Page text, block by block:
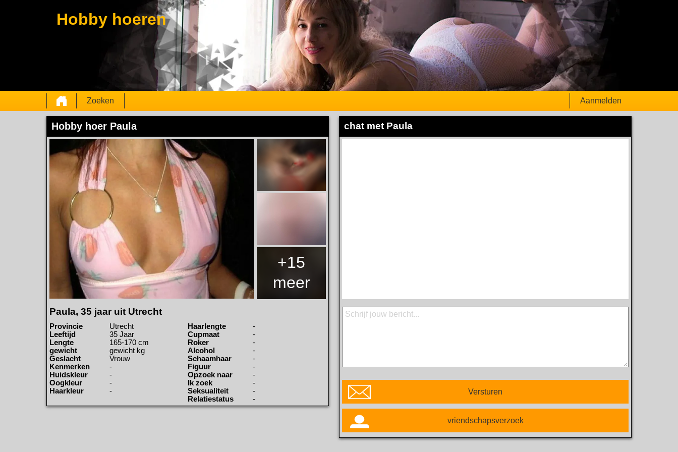
Hobby hoeren
Zoeken Aanmelden
Hobby hoer Paula
+15
meer
Paula, 35 jaar uit Utrecht
Provincie
Utrecht
Leeftijd
35 Jaar
Lengte
165-170 cm
gewicht
gewicht kg
Geslacht
Vrouw
Kenmerken
-
Huidskleur
-
Oogkleur
-
Haarkleur
-
Haarlengte
-
Cupmaat
-
Roker
-
Alcohol
-
Schaamhaar
-
Figuur
-
Opzoek naar
-
Ik zoek
-
Seksualiteit
-
Relatiestatus
-
chat met Paula
Versturen
vriendschapsverzoek